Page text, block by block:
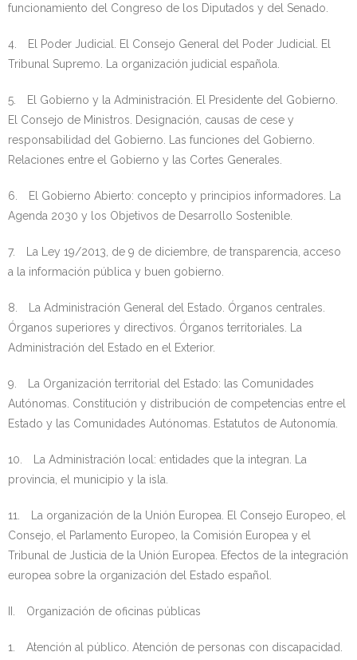
funcionamiento del Congreso de los Diputados y del Senado.
4. El Poder Judicial. El Consejo General del Poder Judicial. El
Tribunal Supremo. La organización judicial española.
5. El Gobierno y la Administración. El Presidente del Gobierno.
El Consejo de Ministros. Designación, causas de cese y
responsabilidad del Gobierno. Las funciones del Gobierno.
Relaciones entre el Gobierno y las Cortes Generales.
6. El Gobierno Abierto: concepto y principios informadores. La
Agenda 2030 y los Objetivos de Desarrollo Sostenible.
7. La Ley 19/2013, de 9 de diciembre, de transparencia, acceso
a la información pública y buen gobierno.
8. La Administración General del Estado. Órganos centrales.
Órganos superiores y directivos. Órganos territoriales. La
Administración del Estado en el Exterior.
9. La Organización territorial del Estado: las Comunidades
Autónomas. Constitución y distribución de competencias entre el
Estado y las Comunidades Autónomas. Estatutos de Autonomía.
10. La Administración local: entidades que la integran. La
provincia, el municipio y la isla.
11. La organización de la Unión Europea. El Consejo Europeo, el
Consejo, el Parlamento Europeo, la Comisión Europea y el
Tribunal de Justicia de la Unión Europea. Efectos de la integración
europea sobre la organización del Estado español.
II. Organización de oficinas públicas
1. Atención al público. Atención de personas con discapacidad.